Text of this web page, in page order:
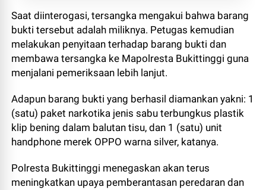
Saat diinterogasi, tersangka mengakui bahwa barang
bukti tersebut adalah miliknya. Petugas kemudian
melakukan penyitaan terhadap barang bukti dan
membawa tersangka ke Mapolresta Bukittinggi guna
menjalani pemeriksaan lebih lanjut.
Adapun barang bukti yang berhasil diamankan yakni: 1
(satu) paket narkotika jenis sabu terbungkus plastik
klip bening dalam balutan tisu, dan 1 (satu) unit
handphone merek OPPO warna silver, katanya.
Polresta Bukittinggi menegaskan akan terus
meningkatkan upaya pemberantasan peredaran dan